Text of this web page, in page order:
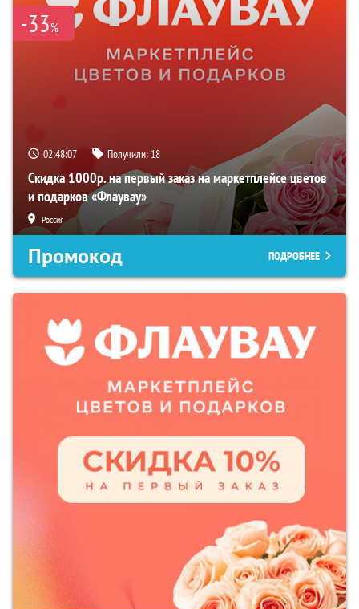
-33%
02:48:06 Получили: 18
Скидка 1000р. на первый заказ на маркетплейсе цветов
и подарков «Флаувау»
Россия
Промокод ПОДРОБНЕЕ